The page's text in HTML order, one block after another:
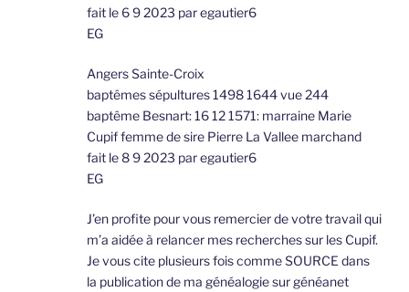
fait le 6 9 2023 par egautier6
EG
Angers Sainte-Croix
baptêmes sépultures 1498 1644 vue 244
baptême Besnart: 16 12 1571: marraine Marie
Cupif femme de sire Pierre La Vallee marchand
fait le 8 9 2023 par egautier6
EG
J’en profite pour vous remercier de votre travail qui
m’a aidée à relancer mes recherches sur les Cupif.
Je vous cite plusieurs fois comme SOURCE dans
la publication de ma généalogie sur généanet